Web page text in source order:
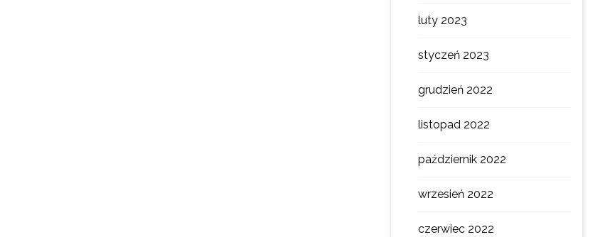
luty 2023
styczeń 2023
grudzień 2022
listopad 2022
październik 2022
wrzesień 2022
czerwiec 2022